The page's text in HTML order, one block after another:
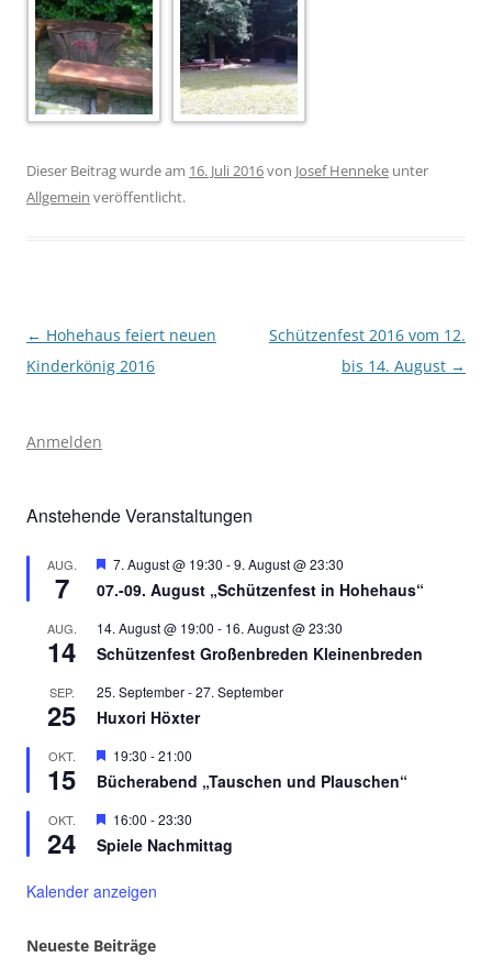
Dieser Beitrag wurde am 16. Juli 2016von Josef Henneke unter
Allgemein veröffentlicht.
Beitragsnavigation
← Hohehaus feiert neuen
Kinderkönig 2016
Schützenfest 2016 vom 12.
bis 14. August →
Anmelden
Anstehende Veranstaltungen
AUG.
7
Hervorgehoben
7. August @ 19:30 -9. August @ 23:30
07.-09. August „Schützenfest in Hohehaus“
AUG.
14
14. August @ 19:00 - 16. August @ 23:30
Schützenfest Großenbreden Kleinenbreden
SEP.
25
25. September-27. September
Huxori Höxter
OKT.
15
Hervorgehoben
19:30 -21:00
Bücherabend „Tauschen und Plauschen“
OKT.
24
Hervorgehoben
16:00 -23:30
Spiele Nachmittag
Kalender anzeigen
Neueste Beiträge